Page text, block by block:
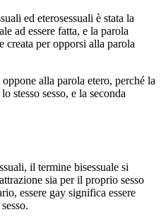
ed eterosessuali è stata la
ad essere fatta, e la parola
creata per opporsi alla parola
alla parola etero, perché la
stesso sesso, e la seconda
il termine bisessuale si
sia per il proprio sesso
essere gay significa essere